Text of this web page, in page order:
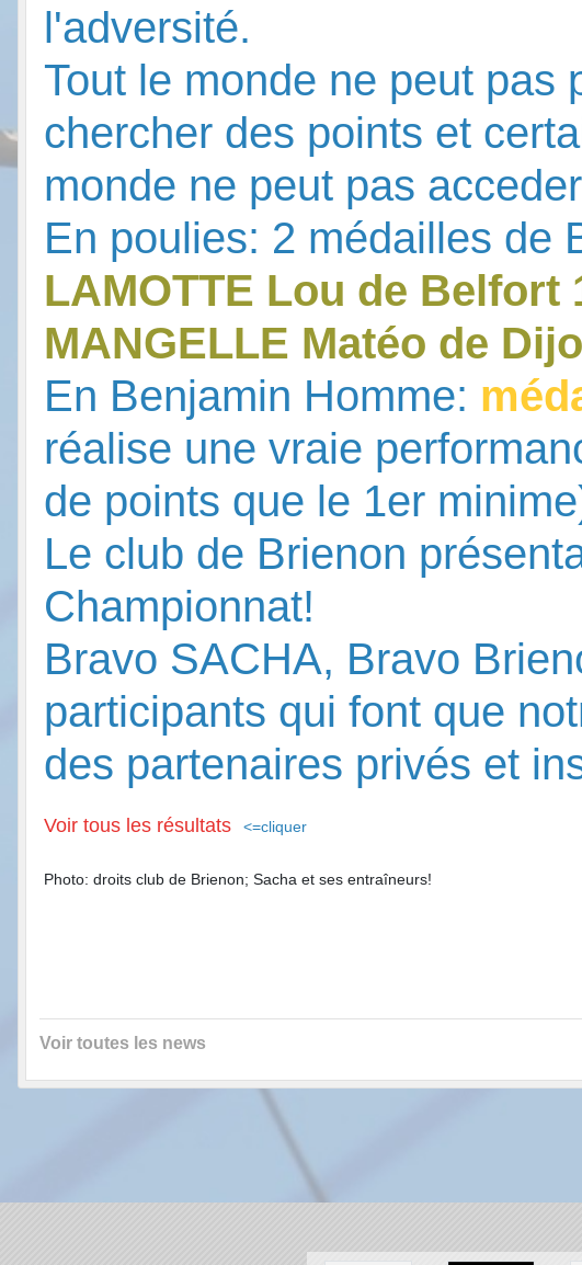
l'adversité.
Tout le monde ne peut pas
chercher des points et
monde ne peut pas
En poulies: 2 médailles de
LAMOTTE Lou de Belfort
MANGELLE Matéo de
En Benjamin Homme:
réalise une vraie
de points que le 1er
Le club de Brienon
Championnat!
Bravo SACHA, Bravo
participants qui font que
des partenaires privés et
Voir tous les résultats <=cliquer
Photo: droits club de Brienon; Sacha et ses entraîneurs!
Voir toutes les news